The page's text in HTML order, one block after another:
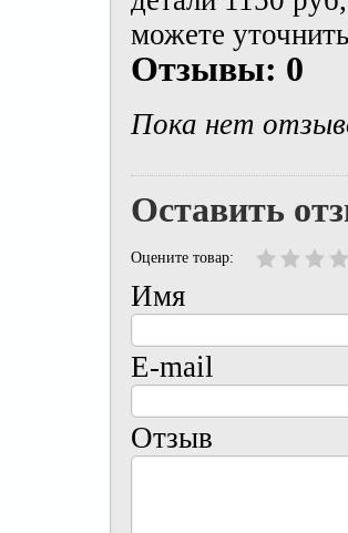
можете
Отзывы: 0
Пока нет
Оставить
Оцените товар:
Имя
E-mail
Отзыв